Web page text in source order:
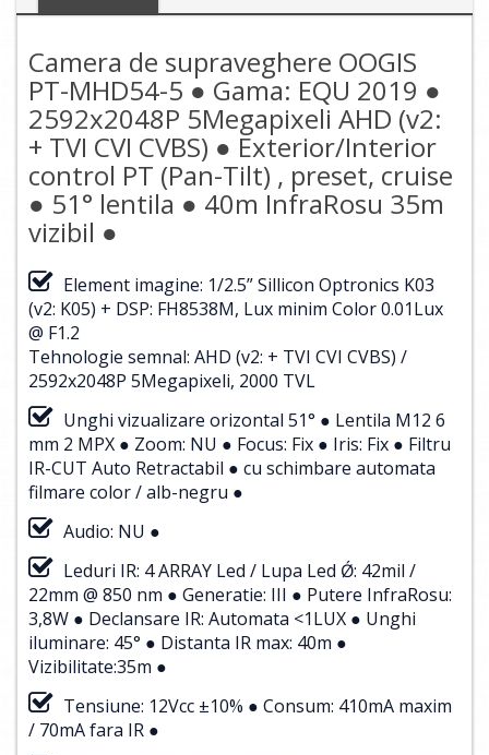
Camera de supraveghere OOGIS
PT-MHD54-5 ● Gama: EQU 2019 ●
2592x2048P 5Megapixeli AHD (v2:
+ TVI CVI CVBS) ● Exterior/Interior
control PT (Pan-Tilt) , preset, cruise
● 51° lentila ● 40m InfraRosu 35m
vizibil ●
Element imagine: 1/2.5” Sillicon Optronics K03
(v2: K05) + DSP: FH8538M, Lux minim Color 0.01Lux
@ F1.2
Tehnologie semnal: AHD (v2: + TVI CVI CVBS) /
2592x2048P 5Megapixeli, 2000 TVL
Unghi vizualizare orizontal 51° ● Lentila M12 6
mm 2 MPX ● Zoom: NU ● Focus: Fix ● Iris: Fix ● Filtru
IR-CUT Auto Retractabil ● cu schimbare automata
filmare color / alb-negru ●
Audio: NU ●
Leduri IR: 4 ARRAY Led / Lupa Led Ǿ: 42mil /
22mm @ 850 nm ● Generatie: III ● Putere InfraRosu:
3,8W ● Declansare IR: Automata <1LUX ● Unghi
iluminare: 45° ● Distanta IR max: 40m ●
Vizibilitate:35m ●
Tensiune: 12Vcc ±10% ● Consum: 410mA maxim
/ 70mA fara IR ●